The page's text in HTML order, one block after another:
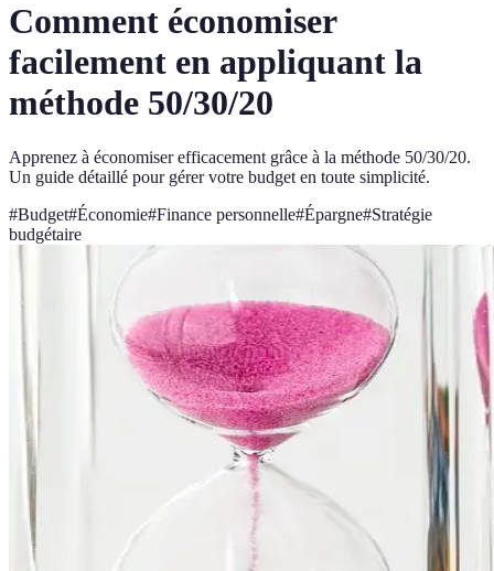
Comment économiser
facilement en appliquant la
méthode 50/30/20
Apprenez à économiser efficacement grâce à la méthode 50/30/20.
Un guide détaillé pour gérer votre budget en toute simplicité.
#Budget#Économie#Finance personnelle#Épargne#Stratégie
budgétaire